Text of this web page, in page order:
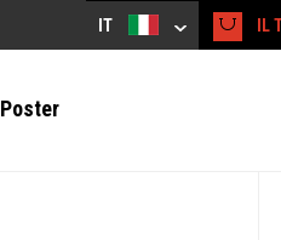
IT IL
Poster